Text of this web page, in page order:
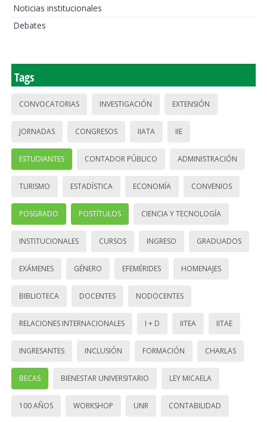
Noticias institucionales
Debates
Tags
CONVOCATORIAS INVESTIGACIÓN EXTENSIÓN
JORNADAS CONGRESOS IIATA IIE
ESTUDIANTES CONTADOR PÚBLICO ADMINISTRACIÓN
TURISMO ESTADÍSTICA ECONOMÍA CONVENIOS
POSGRADO POSTÍTULOS CIENCIA Y TECNOLOGÍA
INSTITUCIONALES CURSOS INGRESO GRADUADOS
EXÁMENES GÉNERO EFEMÉRIDES HOMENAJES
BIBLIOTECA DOCENTES NODOCENTES
RELACIONES INTERNACIONALES I + D IITEA IITAE
INGRESANTES INCLUSIÓN FORMACIÓN CHARLAS
BECAS BIENESTAR UNIVERSITARIO LEY MICAELA
100 AÑOS WORKSHOP UNR CONTABILIDAD